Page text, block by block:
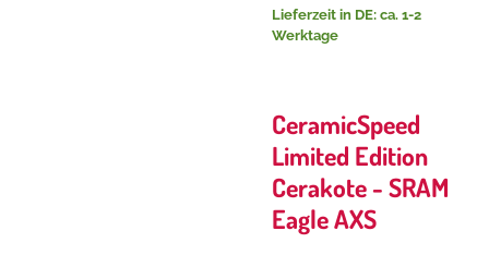
Lieferzeit in DE: ca. 1-2
Werktage
CeramicSpeed
Limited Edition
Cerakote - SRAM
Eagle AXS